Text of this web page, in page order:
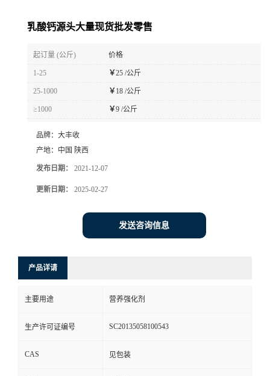
乳酸钙源头大量现货批发零售
起订量 (公斤) 价格
1-25 ￥25 /公斤
25-1000 ￥18 /公斤
≥1000 ￥9 /公斤
品牌： 大丰收
产地： 中国 陕西
发布日期： 2021-12-07
更新日期： 2025-02-27
发送咨询信息
产品详请
主要用途 营养强化剂
生产许可证编号 SC20135058100543
CAS 见包装